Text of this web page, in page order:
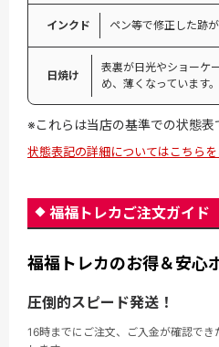
インクド ペン等で修正した跡が
日焼け
表裏が日光やショーケ
め、薄くなっています。
※これらは当店の基準での状態表
状態表記の詳細についてはこちら
福福トレカご注文ガイド
福福トレカのお得＆安心
圧倒的スピード発送！
16時までにご注文、ご入金が確認で